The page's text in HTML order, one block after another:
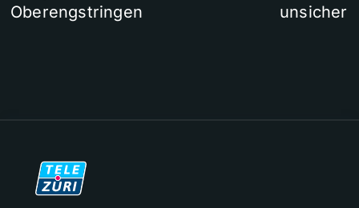
Oberengstringen
unsicher